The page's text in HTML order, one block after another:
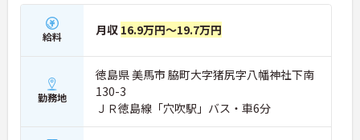
給料 月収 16.9万円～19.7万円
勤務地
徳島県 美馬市 脇町大字猪尻字八幡神社下南
130-3
ＪＲ徳島線「穴吹駅」バス・車6分